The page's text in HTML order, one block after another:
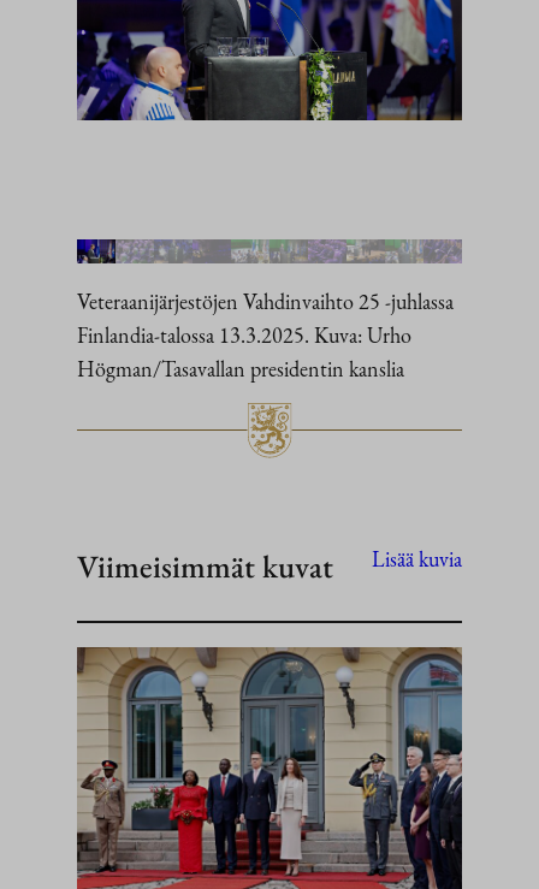
Veteraanijärjestöjen Vahdinvaihto 25 ‑juhlassa
Finlandia-talossa 13.3.2025. Kuva: Urho
Högman/Tasavallan presidentin kanslia
Viimeisimmät kuvat Lisää kuvia